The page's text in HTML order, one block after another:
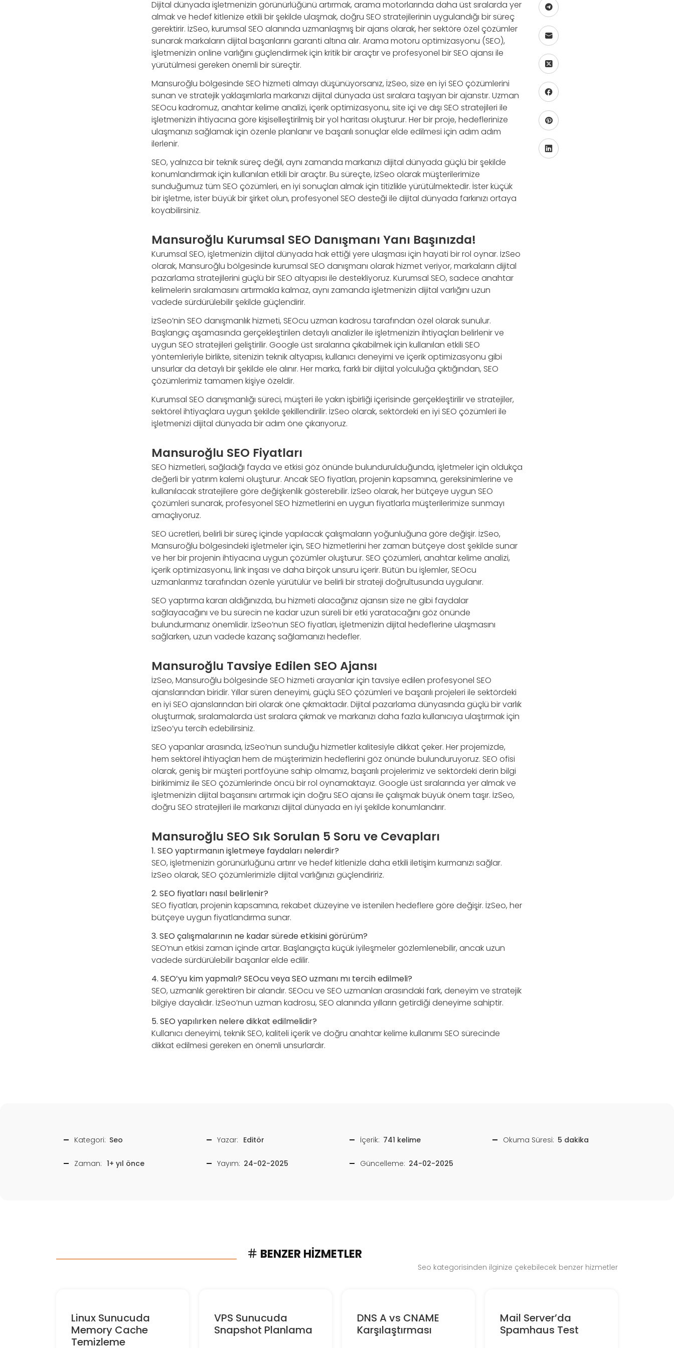
Dijital dünyada işletmenizin görünürlüğünü artırmak, arama motorlarında daha üst sıralarda yer
almak ve hedef kitlenize etkili bir şekilde ulaşmak, doğru SEO stratejilerinin uygulandığı bir süreç
gerektirir. İzSeo, kurumsal SEO alanında uzmanlaşmış bir ajans olarak, her sektöre özel çözümler
sunarak markaların dijital başarılarını garanti altına alır. Arama motoru optimizasyonu (SEO),
işletmenizin online varlığını güçlendirmek için kritik bir araçtır ve profesyonel bir SEO ajansı ile
yürütülmesi gereken önemli bir süreçtir.
Mansuroğlu bölgesinde SEO hizmeti almayı düşünüyorsanız, İzSeo, size en iyi SEO çözümlerini
sunan ve stratejik yaklaşımlarla markanızı dijital dünyada üst sıralara taşıyan bir ajanstır. Uzman
SEOcu kadromuz, anahtar kelime analizi, içerik optimizasyonu, site içi ve dışı SEO stratejileri ile
işletmenizin ihtiyacına göre kişiselleştirilmiş bir yol haritası oluşturur. Her bir proje, hedeflerinize
ulaşmanızı sağlamak için özenle planlanır ve başarılı sonuçlar elde edilmesi için adım adım
ilerlenir.
SEO, yalnızca bir teknik süreç değil, aynı zamanda markanızı dijital dünyada güçlü bir şekilde
konumlandırmak için kullanılan etkili bir araçtır. Bu süreçte, İzSeo olarak müşterilerimize
sunduğumuz tüm SEO çözümleri, en iyi sonuçları almak için titizlikle yürütülmektedir. İster küçük
bir işletme, ister büyük bir şirket olun, profesyonel SEO desteği ile dijital dünyada farkınızı ortaya
koyabilirsiniz.
Mansuroğlu Kurumsal SEO Danışmanı Yanı Başınızda!
Kurumsal SEO, işletmenizin dijital dünyada hak ettiği yere ulaşması için hayati bir rol oynar. İzSeo
olarak, Mansuroğlu bölgesinde kurumsal SEO danışmanı olarak hizmet veriyor, markaların dijital
pazarlama stratejilerini güçlü bir SEO altyapısı ile destekliyoruz. Kurumsal SEO, sadece anahtar
kelimelerin sıralamasını artırmakla kalmaz, aynı zamanda işletmenizin dijital varlığını uzun
vadede sürdürülebilir şekilde güçlendirir.
İzSeo’nin SEO danışmanlık hizmeti, SEOcu uzman kadrosu tarafından özel olarak sunulur.
Başlangıç aşamasında gerçekleştirilen detaylı analizler ile işletmenizin ihtiyaçları belirlenir ve
uygun SEO stratejileri geliştirilir. Google üst sıralarına çıkabilmek için kullanılan etkili SEO
yöntemleriyle birlikte, sitenizin teknik altyapısı, kullanıcı deneyimi ve içerik optimizasyonu gibi
unsurlar da detaylı bir şekilde ele alınır. Her marka, farklı bir dijital yolculuğa çıktığından, SEO
çözümlerimiz tamamen kişiye özeldir.
Kurumsal SEO danışmanlığı süreci, müşteri ile yakın işbirliği içerisinde gerçekleştirilir ve stratejiler,
sektörel ihtiyaçlara uygun şekilde şekillendirilir. İzSeo olarak, sektördeki en iyi SEO çözümleri ile
işletmenizi dijital dünyada bir adım öne çıkarıyoruz.
Mansuroğlu SEO Fiyatları
SEO hizmetleri, sağladığı fayda ve etkisi göz önünde bulundurulduğunda, işletmeler için oldukça
değerli bir yatırım kalemi oluşturur. Ancak SEO fiyatları, projenin kapsamına, gereksinimlerine ve
kullanılacak stratejilere göre değişkenlik gösterebilir. İzSeo olarak, her bütçeye uygun SEO
çözümleri sunarak, profesyonel SEO hizmetlerini en uygun fiyatlarla müşterilerimize sunmayı
amaçlıyoruz.
SEO ücretleri, belirli bir süreç içinde yapılacak çalışmaların yoğunluğuna göre değişir. İzSeo,
Mansuroğlu bölgesindeki işletmeler için, SEO hizmetlerini her zaman bütçeye dost şekilde sunar
ve her bir projenin ihtiyacına uygun çözümler oluşturur. SEO çözümleri, anahtar kelime analizi,
içerik optimizasyonu, link inşası ve daha birçok unsuru içerir. Bütün bu işlemler, SEOcu
uzmanlarımız tarafından özenle yürütülür ve belirli bir strateji doğrultusunda uygulanır.
SEO yaptırma kararı aldığınızda, bu hizmeti alacağınız ajansın size ne gibi faydalar
sağlayacağını ve bu sürecin ne kadar uzun süreli bir etki yaratacağını göz önünde
bulundurmanız önemlidir. İzSeo’nun SEO fiyatları, işletmenizin dijital hedeflerine ulaşmasını
sağlarken, uzun vadede kazanç sağlamanızı hedefler.
Mansuroğlu Tavsiye Edilen SEO Ajansı
İzSeo, Mansuroğlu bölgesinde SEO hizmeti arayanlar için tavsiye edilen profesyonel SEO
ajanslarından biridir. Yıllar süren deneyimi, güçlü SEO çözümleri ve başarılı projeleri ile sektördeki
en iyi SEO ajanslarından biri olarak öne çıkmaktadır. Dijital pazarlama dünyasında güçlü bir varlık
oluşturmak, sıralamalarda üst sıralara çıkmak ve markanızı daha fazla kullanıcıya ulaştırmak için
İzSeo’yu tercih edebilirsiniz.
SEO yapanlar arasında, İzSeo’nun sunduğu hizmetler kalitesiyle dikkat çeker. Her projemizde,
hem sektörel ihtiyaçları hem de müşterimizin hedeflerini göz önünde bulunduruyoruz. SEO ofisi
olarak, geniş bir müşteri portföyüne sahip olmamız, başarılı projelerimiz ve sektördeki derin bilgi
birikimimiz ile SEO çözümlerinde öncü bir rol oynamaktayız. Google üst sıralarında yer almak ve
işletmenizin dijital başarısını artırmak için doğru SEO ajansı ile çalışmak büyük önem taşır. İzSeo,
doğru SEO stratejileri ile markanızı dijital dünyada en iyi şekilde konumlandırır.
Mansuroğlu SEO Sık Sorulan 5 Soru ve Cevapları
1. SEO yaptırmanın işletmeye faydaları nelerdir?
SEO, işletmenizin görünürlüğünü artırır ve hedef kitlenizle daha etkili iletişim kurmanızı sağlar.
İzSeo olarak, SEO çözümlerimizle dijital varlığınızı güçlendiririz.
2. SEO fiyatları nasıl belirlenir?
SEO fiyatları, projenin kapsamına, rekabet düzeyine ve istenilen hedeflere göre değişir. İzSeo, her
bütçeye uygun fiyatlandırma sunar.
3. SEO çalışmalarının ne kadar sürede etkisini görürüm?
SEO’nun etkisi zaman içinde artar. Başlangıçta küçük iyileşmeler gözlemlenebilir, ancak uzun
vadede sürdürülebilir başarılar elde edilir.
4. SEO’yu kim yapmalı? SEOcu veya SEO uzmanı mı tercih edilmeli?
SEO, uzmanlık gerektiren bir alandır. SEOcu ve SEO uzmanları arasındaki fark, deneyim ve stratejik
bilgiye dayalıdır. İzSeo’nun uzman kadrosu, SEO alanında yılların getirdiği deneyime sahiptir.
5. SEO yapılırken nelere dikkat edilmelidir?
Kullanıcı deneyimi, teknik SEO, kaliteli içerik ve doğru anahtar kelime kullanımı SEO sürecinde
dikkat edilmesi gereken en önemli unsurlardır.
Kategori: Seo Yazar: Editör İçerik: 741 kelime Okuma Süresi: 5 dakika
Zaman: 1+ yıl önce Yayım: 24-02-2025 Güncelleme: 24-02-2025
BENZER HIZMETLER
Seo kategorisinden ilginize çekebilecek benzer hizmetler
Linux Sunucuda
Memory Cache
Temizleme
VPS Sunucuda
Snapshot Planlama
DNS A vs CNAME
Karşılaştırması
Mail Server’da
Spamhaus Test